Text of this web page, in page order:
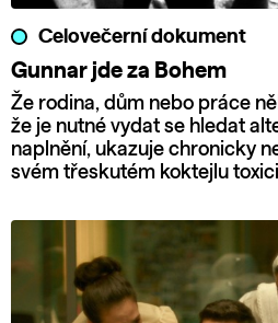
Celovečerní dokument
Gunnar jde za Bohem
Že rodina, dům nebo práce
že je nutné vydat se hledat
naplnění, ukazuje chronicky
svém třeskutém koktejlu